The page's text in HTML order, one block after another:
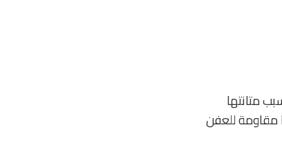
متانتها
مقاومة للعفن